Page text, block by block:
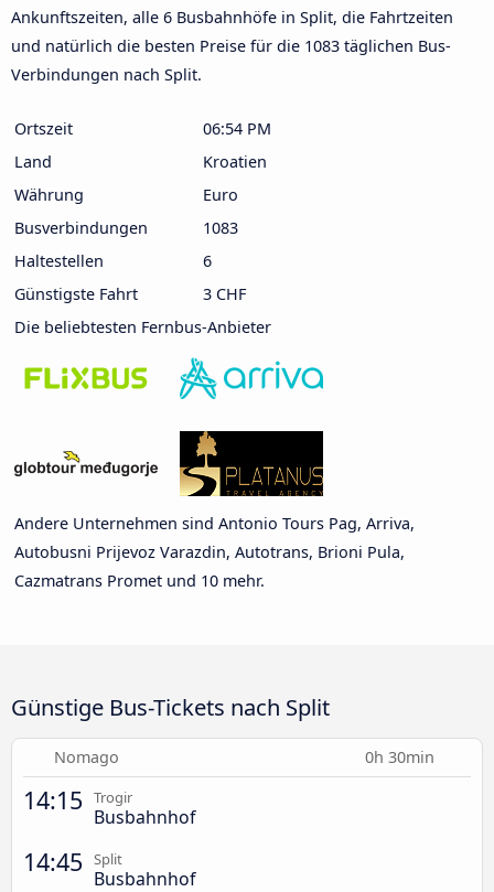
Ankunftszeiten, alle 6 Busbahnhöfe in Split, die Fahrtzeiten
und natürlich die besten Preise für die 1083 täglichen Bus-
Verbindungen nach Split.
Ortszeit
06:54 PM
Land
Kroatien
Währung
Euro
Busverbindungen
1083
Haltestellen
6
Günstigste Fahrt
3 CHF
Die beliebtesten Fernbus-Anbieter
Andere Unternehmen sind Antonio Tours Pag, Arriva,
Autobusni Prijevoz Varazdin, Autotrans, Brioni Pula,
Cazmatrans Promet und 10 mehr.
Günstige Bus-Tickets nach Split
Nomago 0h 30min
14:15 Trogir
Busbahnhof
14:45 Split
Busbahnhof